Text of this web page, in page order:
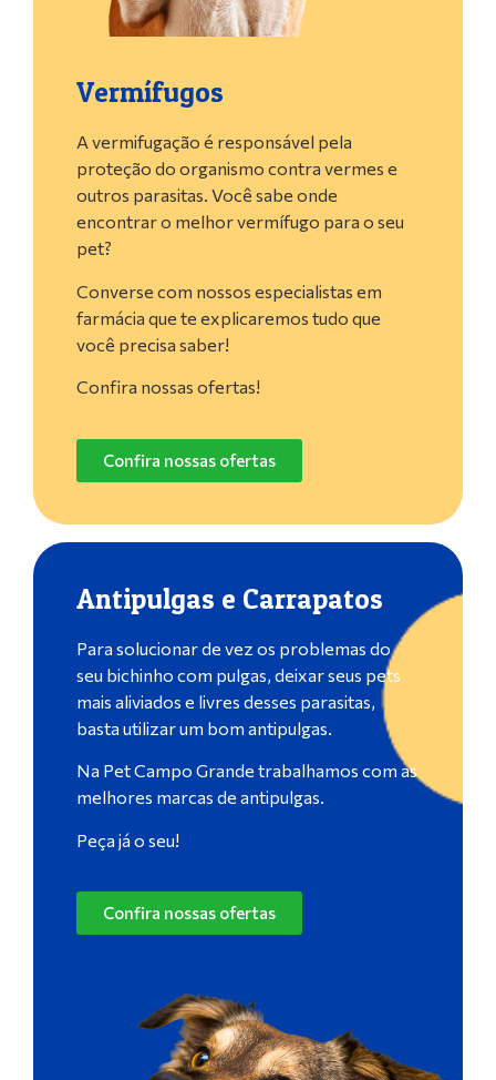
Vermífugos
A vermifugação é responsável pela
proteção do organismo contra vermes e
outros parasitas. Você sabe onde
encontrar o melhor vermífugo para o seu
pet?
Converse com nossos especialistas em
farmácia que te explicaremos tudo que
você precisa saber!
Confira nossas ofertas!
Confira nossas ofertas
Antipulgas e Carrapatos
Para solucionar de vez os problemas do
seu bichinho com pulgas, deixar seus pets
mais aliviados e livres desses parasitas,
basta utilizar um bom antipulgas.
Na Pet Campo Grande trabalhamos com as
melhores marcas de antipulgas.
Peça já o seu!
Confira nossas ofertas